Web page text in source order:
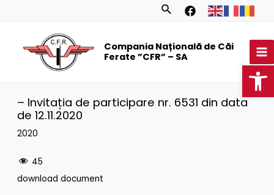
Search
Compania Națională de Căi
Ferate ”CFR” – SA
– Invitația de participare nr. 6531 din data
de 12.11.2020
2020
45
download document